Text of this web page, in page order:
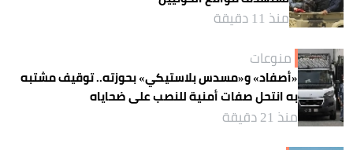
منذ 11 دقيقة
منوعات
«أصفاد» و«مسدس بلاستيكي» بحوزته.. توقيف مشتبه
به انتحل صفات أمنية للنصب على ضحاياه
منذ 21 دقيقة